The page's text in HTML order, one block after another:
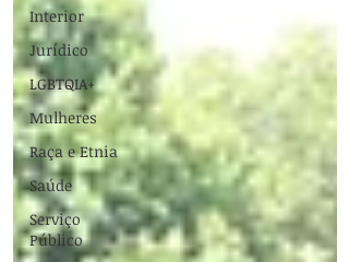
Interior
Jurídico
LGBTQIA+
Mulheres
Raça e Etnia
Saúde
Serviço
Público